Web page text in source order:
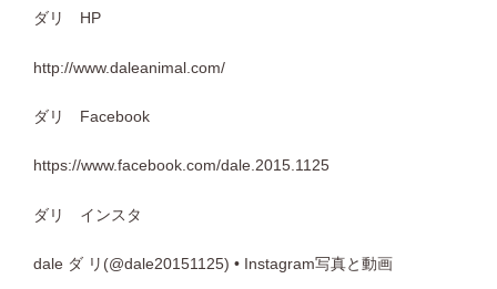
ダリ HP
http://www.daleanimal.com/
ダリ Facebook
https://www.facebook.com/dale.2015.1125
ダリ インスタ
dale ダ リ(@dale20151125) • Instagram写真と動画